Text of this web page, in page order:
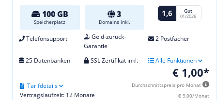
100 GB
Speicherplatz
3
Domains inkl.
1,6 Gut
01/2026
Telefonsupport
Geld-zurück-
Garantie
2 Postfächer
25 Datenbanken SSL Zertifikat inkl. Alle Funktionen
€ 1,00*
Durchschnittspreis pro Monat
€ 9,00/Monat
Vertragslaufzeit: 12 Monate
Tarifdetails